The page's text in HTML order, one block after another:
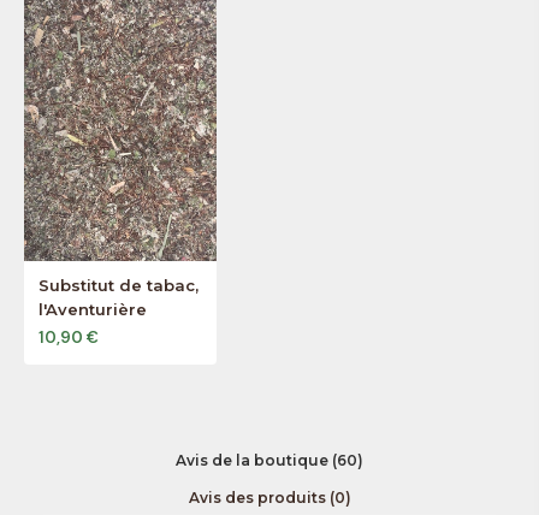
Substitut de tabac,
l'Aventurière
10,90 €
Avis de la boutique (60)
Avis des produits (0)